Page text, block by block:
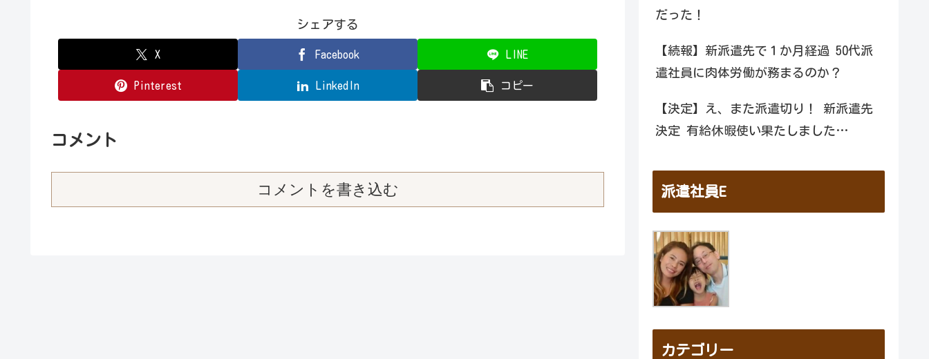
シェアする
X Facebook LINE
Pinterest LinkedIn コピー
コメント
コメントを書き込む
だった！
【続報】新派遣先で１か月経過 50代派
遣社員に肉体労働が務まるのか？
【決定】え、また派遣切り！ 新派遣先
決定 有給休暇使い果たしました…
派遣社員E
カテゴリー